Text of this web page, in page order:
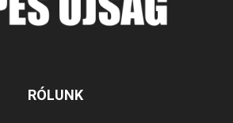
RÓLUNK